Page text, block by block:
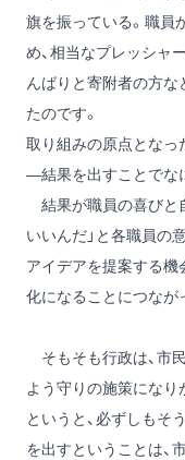
旗を振っている。職員
め、相当なプレッシャ
んばりと寄附者の方な
たのです。
取り組みの原点となっ
―結果を出すことでな
結果が職員の喜びと
いいんだ」と各職員の
アイデアを提案する機
化になることにつなが
そもそも行政は、市
よう守りの施策になり
というと、必ずしもそ
を出すということは、